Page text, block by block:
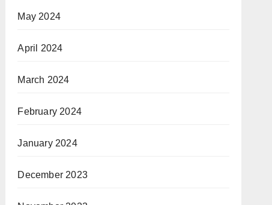
May 2024
April 2024
March 2024
February 2024
January 2024
December 2023